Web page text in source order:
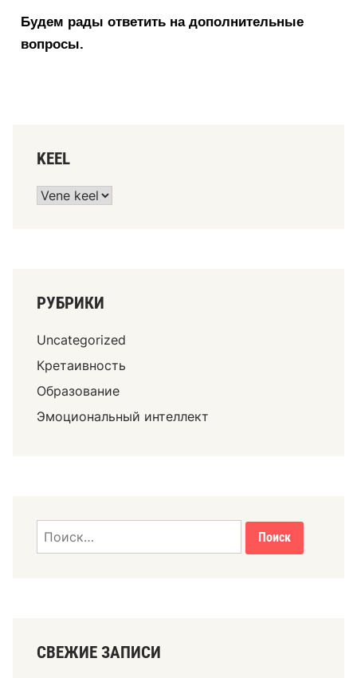
Будем рады ответить на дополнительные
вопросы.
KEEL
РУБРИКИ
Uncategorized
Кретаивность
Образование
Эмоциональный интеллект
СВЕЖИЕ ЗАПИСИ